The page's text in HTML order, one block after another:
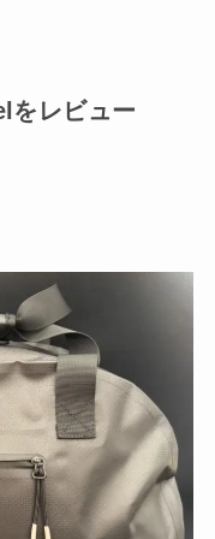
レビュー